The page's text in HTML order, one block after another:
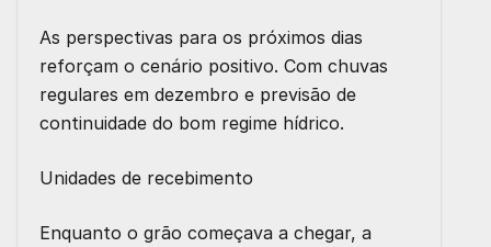
As perspectivas para os próximos dias
reforçam o cenário positivo. Com chuvas
regulares em dezembro e previsão de
continuidade do bom regime hídrico.
Unidades de recebimento
Enquanto o grão começava a chegar, a